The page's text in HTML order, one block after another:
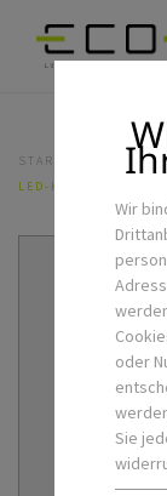
STARTSEITE
LED-
LED-
Wir
oder
Sie